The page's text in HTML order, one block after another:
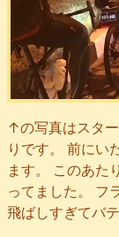
↑の写真はスタ
りです。 前にい
ます。 このあた
ってました。 フ
飛ばしすぎてバ